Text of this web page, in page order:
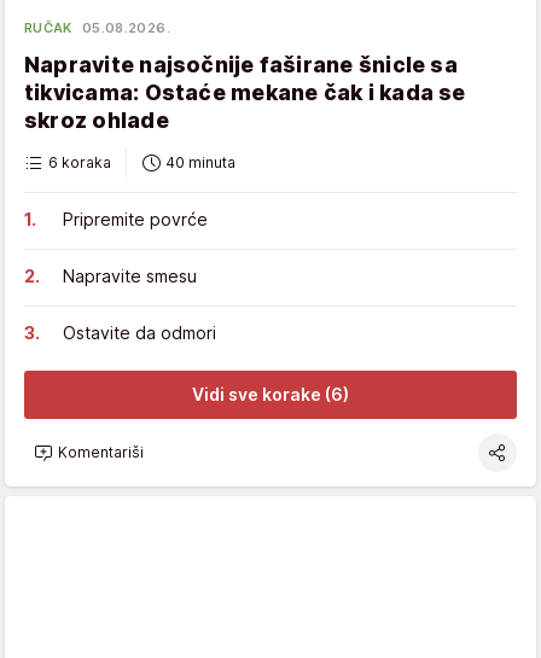
RUČAK 05.08.2026.
Napravite najsočnije faširane šnicle sa
tikvicama: Ostaće mekane čak i kada se
skroz ohlade
6 koraka 40 minuta
Pripremite povrće
Napravite smesu
Ostavite da odmori
Vidi sve korake (6)
Komentariši